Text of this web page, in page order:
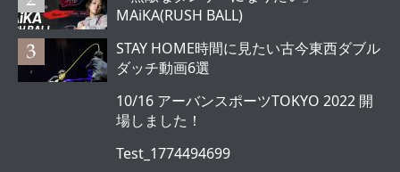
MAiKA(RUSH BALL)
STAY HOME時間に見たい古今東西ダブル
ダッチ動画6選
10/16 アーバンスポーツTOKYO 2022 開
場しました！
Test_1774494699